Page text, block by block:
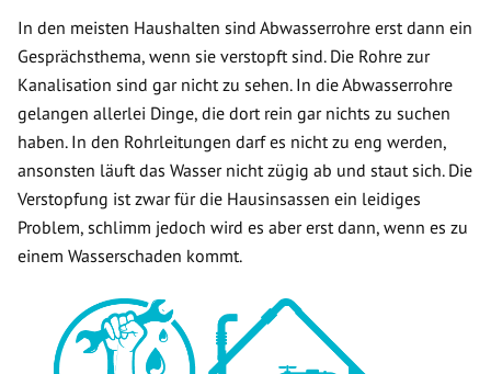
In den meisten Haushalten sind Abwasserrohre erst dann ein
Gesprächsthema, wenn sie verstopft sind. Die Rohre zur
Kanalisation sind gar nicht zu sehen. In die Abwasserrohre
gelangen allerlei Dinge, die dort rein gar nichts zu suchen
haben. In den Rohrleitungen darf es nicht zu eng werden,
ansonsten läuft das Wasser nicht zügig ab und staut sich. Die
Verstopfung ist zwar für die Hausinsassen ein leidiges
Problem, schlimm jedoch wird es aber erst dann, wenn es zu
einem Wasserschaden kommt.